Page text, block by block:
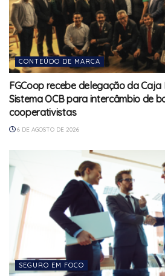
CONTEÚDO DE MARCA
FGCoop recebe delegação da Caja
Sistema OCB para intercâmbio de
cooperativistas
6 DE AGOSTO DE 2026
SEGURO EM FOCO